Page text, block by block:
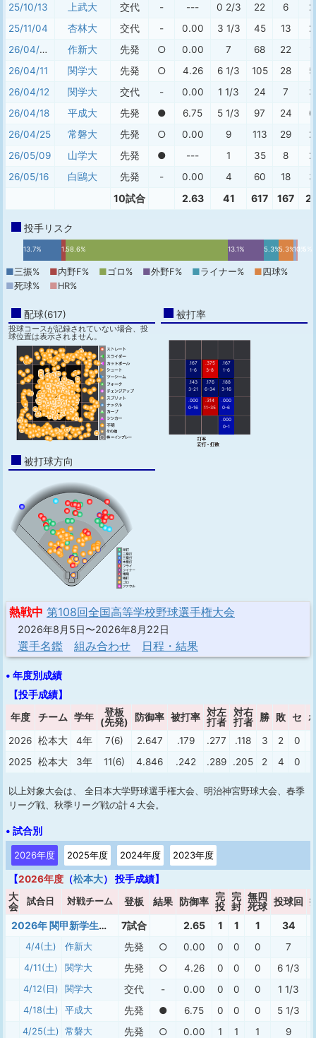
25/10/13
上武大 交代 - --- 0 2/3 22 6
2
25/11/04
杏林大 交代 - 0.00 3 1/3 45 13
2
26/04/04
作新大 先発 ○ 0.00 7 68 22
1
26/04/11
関学大 先発 ○ 4.26 6 1/3 105 28
5
26/04/12
関学大 交代 - 0.00 1 1/3 24 7
3
26/04/18
平成大 先発 ● 6.75 5 1/3 97 24
6
26/04/25
常磐大 先発 ○ 0.00 9 113 29
2
26/05/09
山学大 先発 ● --- 1 35 8
2
26/05/16
白鷗大 先発 - 0.00 4 60 18 3
10試合 2.63 41 617 167
投手リスク
13.7% 1.7%58.6% 13.1% 5.3%5.3%1.1%
0.5%
■三振% ■内野F% ■ゴロ% ■外野F% ■ライナー% ■ 四球%
■死球% ■HR%
配球(617)
投球コースが記録されていない場合、投
球位置は表示されません。
被打率
.167
1-6
.375
3-8
.167
1-6
.143
3-21
.176
6-34
.188
3-16
.000
0-16
.314
11-35
.000
0-6
.000
0-1
被打球方向
熱戦中 第108回全国高等学校野球選手権大会
2026年8月5日〜2026年8月22日
選手名鑑 組み合わせ 日程・結果
• 年度別成績
【投手成績】
年度
チーム 学年
登板
(先発)
防御率 被打率 対左
打者
対右
打者
勝 敗 セ
2026 松本大 4年 7(6) 2.647 .179 .277 .118 3 2 0
2025 松本大 3年 11(6) 4.846 .242 .289 .205 2 4 0
以上対象大会は、 全日本大学野球選手権大会、明治神宮野球大会、春季
リーグ戦、秋季リーグ戦の計４大会。
• 試合別
2026年度 2025年度 2024年度 2023年度
【2026年度 （松本大） 投手成績】
大
会
試合日 対戦チーム 登板 結果 防御率
完
投
完
封
無四
死球 投球回
2026年 関甲新学生春季1部 7試合 2.65 1 1 1 34
4/4(土) 作新大 先発 ○ 0.00 0 0 0 7
4/11(土) 関学大 先発 ○ 4.26 0 0 0 6 1/3
4/12(日) 関学大 交代 - 0.00 0 0 0 1 1/3
4/18(土) 平成大 先発 ● 6.75 0 0 0 5 1/3
4/25(土) 常磐大 先発 ○ 0.00 1 1 1 9